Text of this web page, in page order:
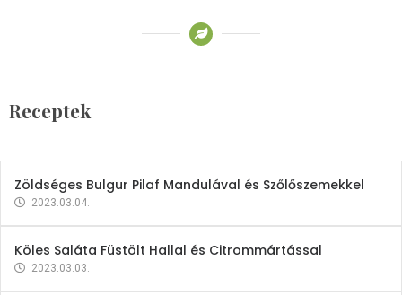
Receptek
2023.03.06.
Zöldséges Bulgur Pilaf Mandulával és Szőlőszemekkel
2023.03.04.
Köles Saláta Füstölt Hallal és Citrommártással
2023.03.03.